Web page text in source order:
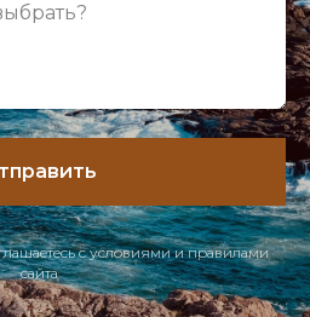
сусловиямииправилами
сайта